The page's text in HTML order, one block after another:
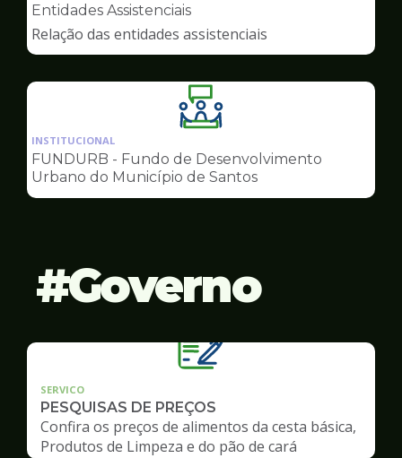
de
Conselhos
Entidades Assistenciais
Relação das entidades assistenciais
Ilustração
da
pagina
de
Conselhos
INSTITUCIONAL
FUNDURB - Fundo de Desenvolvimento
Urbano do Município de Santos
Governo
SERVICO
PESQUISAS DE PREÇOS
Confira os preços de alimentos da cesta básica,
Produtos de Limpeza e do pão de cará